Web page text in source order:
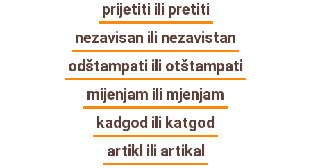
prijetiti ili pretiti
nezavisan ili nezavistan
odštampati ili otštampati
mijenjam ili mjenjam
kadgod ili katgod
artikl ili artikal